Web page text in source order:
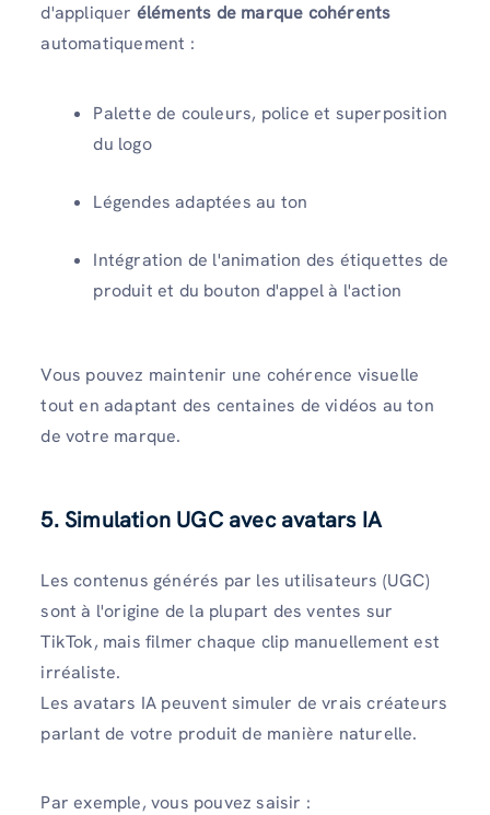
d'appliquer éléments de marque cohérents
automatiquement :
Palette de couleurs, police et superposition
du logo
Légendes adaptées au ton
Intégration de l'animation des étiquettes de
produit et du bouton d'appel à l'action
Vous pouvez maintenir une cohérence visuelle
tout en adaptant des centaines de vidéos au ton
de votre marque.
5. Simulation UGC avec avatars IA
Les contenus générés par les utilisateurs (UGC)
sont à l'origine de la plupart des ventes sur
TikTok, mais filmer chaque clip manuellement est
irréaliste.
Les avatars IA peuvent simuler de vrais créateurs
parlant de votre produit de manière naturelle.
Par exemple, vous pouvez saisir :